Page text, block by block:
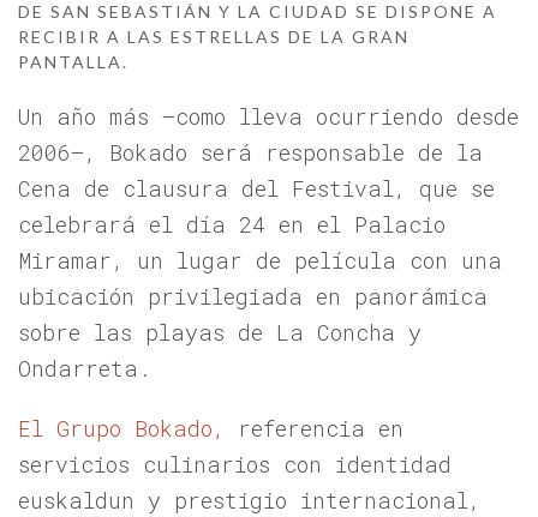
DE SAN SEBASTIÁN Y LA CIUDAD SE DISPONE A
RECIBIR A LAS ESTRELLAS DE LA GRAN
PANTALLA.
Un año más –como lleva ocurriendo desde
2006–, Bokado será responsable de la
Cena de clausura del Festival, que se
celebrará el día 24 en el Palacio
Miramar, un lugar de película con una
ubicación privilegiada en panorámica
sobre las playas de La Concha y
Ondarreta.
El Grupo Bokado,
referencia en
servicios culinarios con identidad
euskaldun y prestigio internacional,